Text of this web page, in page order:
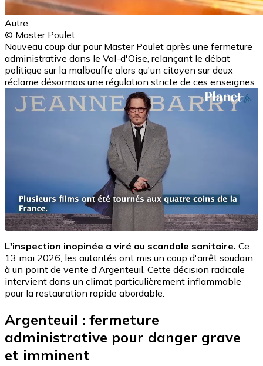
Autre
© Master Poulet
Nouveau coup dur pour Master Poulet après une fermeture
administrative dans le Val-d'Oise, relançant le débat
politique sur la malbouffe alors qu'un citoyen sur deux
réclame désormais une régulation stricte de ces enseignes.
L'inspection inopinée a viré au scandale sanitaire. Ce
13 mai 2026, les autorités ont mis un coup d'arrêt soudain
à un point de vente d'Argenteuil. Cette décision radicale
intervient dans un climat particulièrement inflammable
pour la restauration rapide abordable.
Argenteuil : fermeture
administrative pour danger grave
et imminent